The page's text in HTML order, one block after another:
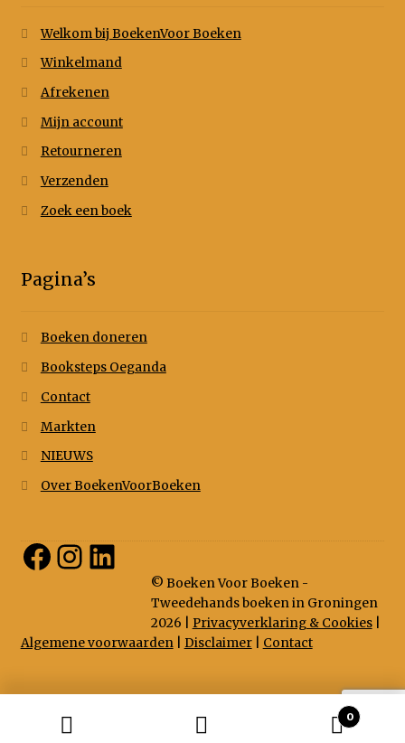
Welkom bij BoekenVoor Boeken
Winkelmand
Afrekenen
Mijn account
Retourneren
Verzenden
Zoek een boek
Pagina’s
Boeken doneren
Booksteps Oeganda
Contact
Markten
NIEUWS
Over BoekenVoorBoeken
Facebook
Instagram
LinkedIn
© Boeken Voor Boeken -
Tweedehands boeken in Groningen
2026 | Privacyverklaring & Cookies|
Algemene voorwaarden| Disclaimer| Contact
0